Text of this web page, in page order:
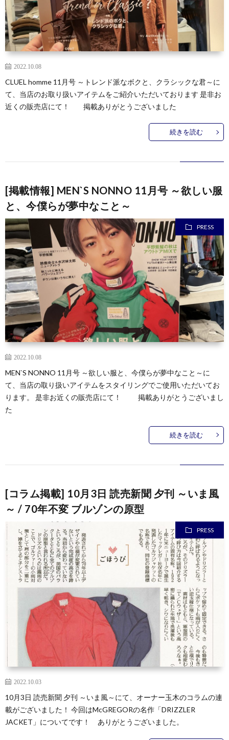
2022.10.08
CLUEL homme 11月号 ～トレンド派なボクと、クラシックな君～に
て、当店のお取り扱いアイテムをご紹介いただいております 是非お
近くの販売店にて！ 掲載ありがとうございました
続きを読む
[掲載情報] MEN`S NONNO 11月号 ～欲しい服
と、今僕らが夢中なこと～
PRESS
2022.10.08
MEN`S NONNO 11月号 ～欲しい服と、今僕らが夢中なこと～に
て、当店の取り扱いアイテムをスタイリングでご使用いただいてお
ります。 是非お近くの販売店にて！ 掲載ありがとうございまし
た
続きを読む
[コラム掲載] 10月3日 読売新聞 夕刊 ～いま風
～ / 70年不変 ブルゾンの原型
PRESS
2022.10.03
10月3日 読売新聞 夕刊 ～いま風～にて、オーナー玉木のコラムの連
載がございました！ 今回はMcGREGORの名作「DRIZZLER
JACKET」についてです！ ありがとうございました。